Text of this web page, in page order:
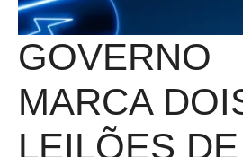
GOVERNO
MARCA
LEILÕES DE